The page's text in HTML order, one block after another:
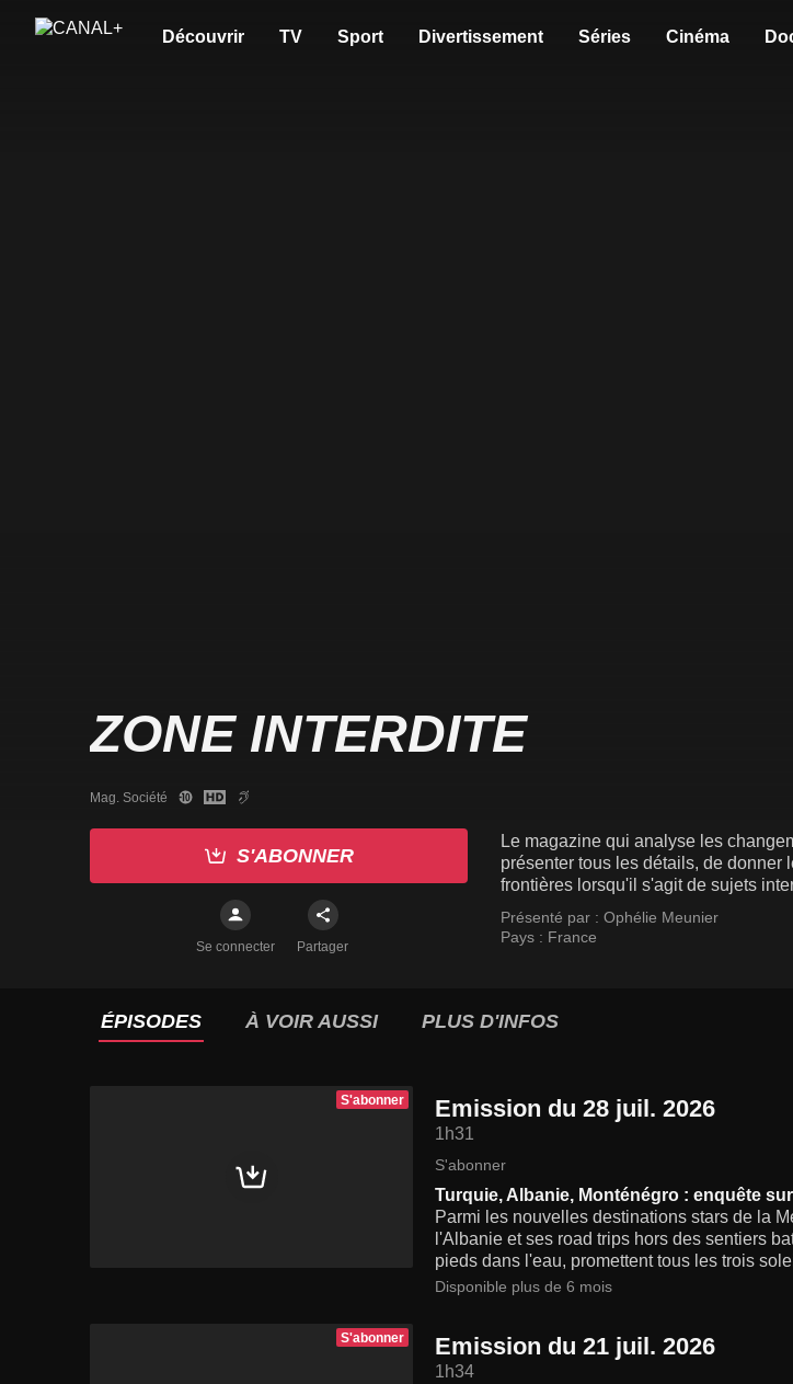
Découvrir TV Sport Divertissement Séries Cinéma
ZONE INTERDITE
Mag. Société
S'ABONNER
Se connecter Partager
Le magazine qui analyse les
présenter tous les détails, de donner
frontières lorsqu'il s'agit de sujets
Présenté par : Ophélie Meunier
Pays : France
ÉPISODES À VOIR AUSSI PLUS D'INFOS
S'abonner Emission du 28 juil. 2026
1h31
S'abonner
Turquie, Albanie, Monténégro : enquête
Parmi les nouvelles destinations stars de la
l'Albanie et ses road trips hors des sentiers
pieds dans l'eau, promettent tous les trois
Disponible plus de 6 mois
S'abonner Emission du 21 juil. 2026
1h34